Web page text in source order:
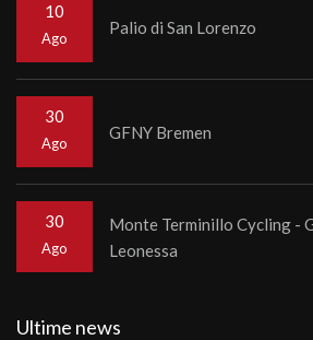
10
Ago
Palio di San Lorenzo
30
Ago
GFNY Bremen
30
Ago
Monte Terminillo Cycling -
Leonessa
Ultime news